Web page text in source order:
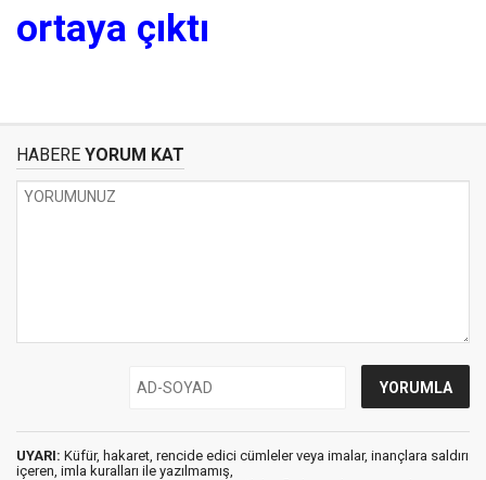
ortaya çıktı
HABERE YORUM KAT
UYARI: Küfür, hakaret, rencide edici cümleler veya imalar, inançlara saldırı
içeren, imla kuralları ile yazılmamış,